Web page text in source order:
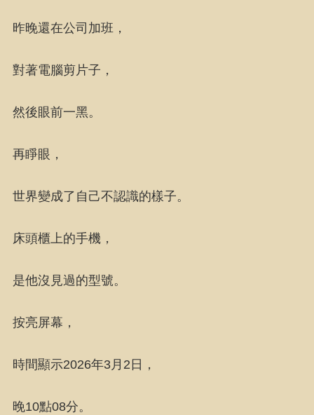
昨晚還在公司加班，
對著電腦剪片子，
然後眼前一黑。
再睜眼，
世界變成了自己不認識的樣子。
床頭櫃上的手機，
是他沒見過的型號。
按亮屏幕，
時間顯示2026年3月2日，
晚10點08分。